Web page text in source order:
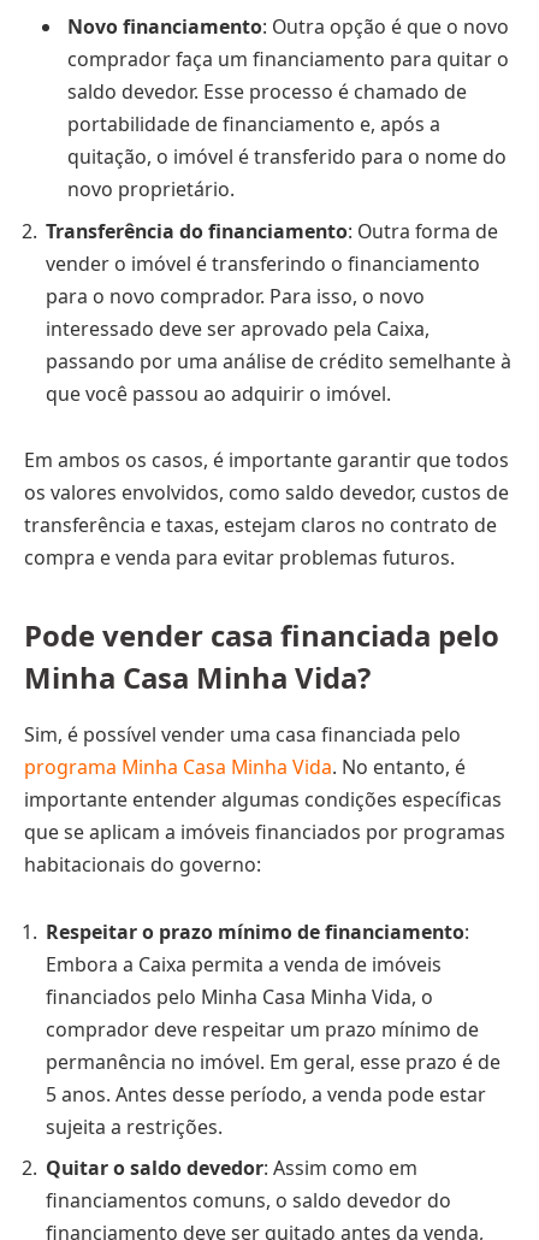
Novo financiamento: Outra opção é que o novo
comprador faça um financiamento para quitar o
saldo devedor. Esse processo é chamado de
portabilidade de financiamento e, após a
quitação, o imóvel é transferido para o nome do
novo proprietário.
Transferência do financiamento: Outra forma de
vender o imóvel é transferindo o financiamento
para o novo comprador. Para isso, o novo
interessado deve ser aprovado pela Caixa,
passando por uma análise de crédito semelhante à
que você passou ao adquirir o imóvel.
Em ambos os casos, é importante garantir que todos
os valores envolvidos, como saldo devedor, custos de
transferência e taxas, estejam claros no contrato de
compra e venda para evitar problemas futuros.
Pode vender casa financiada pelo
Minha Casa Minha Vida?
Sim, é possível vender uma casa financiada pelo
programa Minha Casa Minha Vida. No entanto, é
importante entender algumas condições específicas
que se aplicam a imóveis financiados por programas
habitacionais do governo:
Respeitar o prazo mínimo de financiamento:
Embora a Caixa permita a venda de imóveis
financiados pelo Minha Casa Minha Vida, o
comprador deve respeitar um prazo mínimo de
permanência no imóvel. Em geral, esse prazo é de
5 anos. Antes desse período, a venda pode estar
sujeita a restrições.
Quitar o saldo devedor: Assim como em
financiamentos comuns, o saldo devedor do
financiamento deve ser quitado antes da venda,